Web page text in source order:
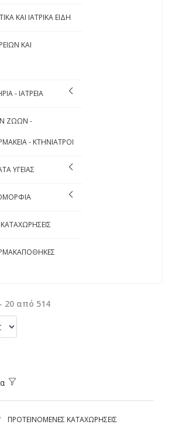
ΚΑΙ ΙΑΤΡΙΚΑ ΕΙΔΗ
ΚΑΙ
- ΙΑΤΡΕΙΑ
ΖΩΩΝ -
- ΚΤΗΝΙΑΤΡΟΙ
ΥΓΕΙΑΣ
20 από 514
ΠΡΟΤΕΙΝΟΜΕΝΕΣ ΚΑΤΑΧΩΡΗΣΕΙΣ